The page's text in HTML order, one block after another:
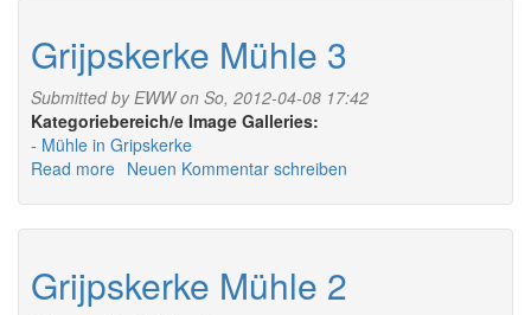
Grijpskerke Mühle 3
Submitted byEWWon So, 2012-04-08 17:42
Image Galleries:
Mühle in Gripskerke
Read more about
Neuen Kommentar schreiben
Grijpskerke Mühle 2